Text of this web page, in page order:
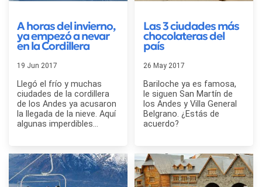
A horas del invierno,
ya empezó a nevar
en la Cordillera
19 Jun 2017
Llegó el frío y muchas
ciudades de la cordillera
de los Andes ya acusaron
la llegada de la nieve. Aquí
algunas imperdibles...
Las 3 ciudades más
chocolateras del
país
26 May 2017
Bariloche ya es famosa,
le siguen San Martín de
los Andes y Villa General
Belgrano. ¿Estás de
acuerdo?